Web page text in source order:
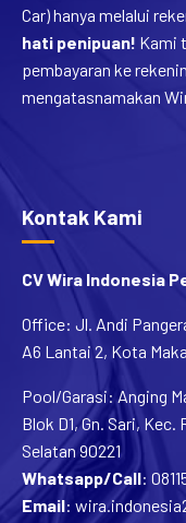
Car) hanya melalui
hati penipuan! Kami
pembayaran ke
mengatasnamakan
Kontak Kami
CV Wira Indonesia
Office: Jl. Andi
A6 Lantai 2, Kota
Pool/Garasi: Anging
Blok D1, Gn. Sari,
Selatan 90221
Whatsapp/Call:
Email: